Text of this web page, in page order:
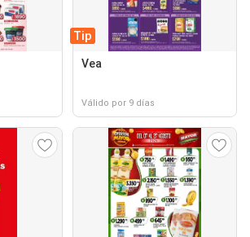
Tip
Vea
Válido por 9 días